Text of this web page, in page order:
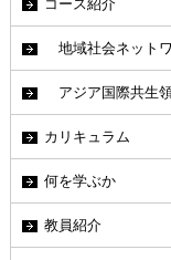
コース紹介
地域社会ネット
アジア国際共生
カリキュラム
何を学ぶか
教員紹介